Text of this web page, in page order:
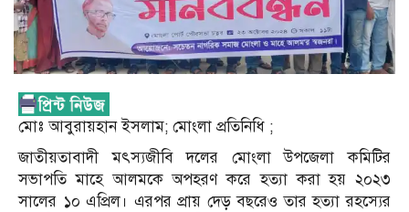
মোঃ আবুরায়হান ইসলাম; মোংলা প্রতিনিধি ;
জাতীয়তাবাদী মৎস্যজীবি দলের মোংলা উপজেলা কমিটির
সভাপতি মাহে আলমকে অপহরণ করে হত্যা করা হয় ২০২৩
সালের ১০ এপ্রিল। এরপর প্রায় দেড় বছরেও তার হত্যা রহস্যের